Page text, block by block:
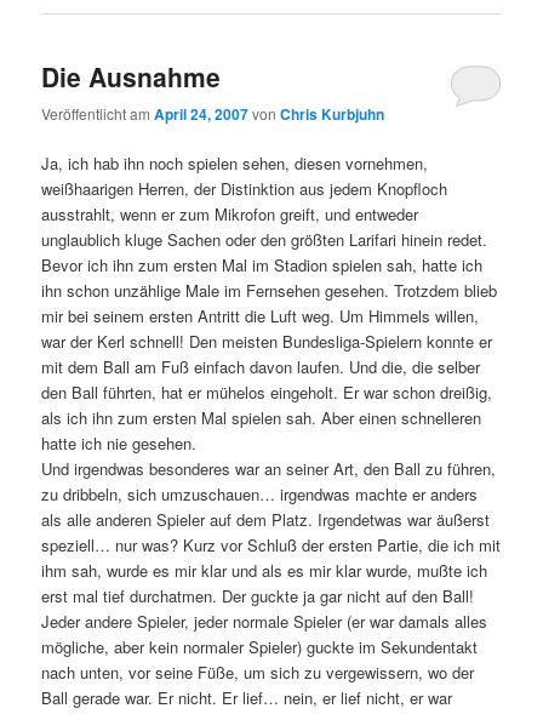
Die Ausnahme
Veröffentlicht amApril 24, 2007vonChris Kurbjuhn
Ja, ich hab ihn noch spielen sehen, diesen vornehmen,
weißhaarigen Herren, der Distinktion aus jedem Knopfloch
ausstrahlt, wenn er zum Mikrofon greift, und entweder
unglaublich kluge Sachen oder den größten Larifari hinein redet.
Bevor ich ihn zum ersten Mal im Stadion spielen sah, hatte ich
ihn schon unzählige Male im Fernsehen gesehen. Trotzdem blieb
mir bei seinem ersten Antritt die Luft weg. Um Himmels willen,
war der Kerl schnell! Den meisten Bundesliga-Spielern konnte er
mit dem Ball am Fuß einfach davon laufen. Und die, die selber
den Ball führten, hat er mühelos eingeholt. Er war schon dreißig,
als ich ihn zum ersten Mal spielen sah. Aber einen schnelleren
hatte ich nie gesehen.
Und irgendwas besonderes war an seiner Art, den Ball zu führen,
zu dribbeln, sich umzuschauen… irgendwas machte er anders
als alle anderen Spieler auf dem Platz. Irgendetwas war äußerst
speziell… nur was? Kurz vor Schluß der ersten Partie, die ich mit
ihm sah, wurde es mir klar und als es mir klar wurde, mußte ich
erst mal tief durchatmen. Der guckte ja gar nicht auf den Ball!
Jeder andere Spieler, jeder normale Spieler (er war damals alles
mögliche, aber kein normaler Spieler) guckte im Sekundentakt
nach unten, vor seine Füße, um sich zu vergewissern, wo der
Ball gerade war. Er nicht. Er lief… nein, er lief nicht, er war